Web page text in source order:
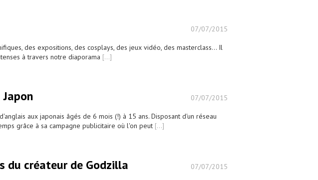
07/07/2015
des expositions, des cosplays, des jeux vidéo, des masterclass... Il
à travers notre diaporama [...]
07/07/2015
aux japonais âgés de 6 mois (!) à 15 ans. Disposant d'un réseau
grâce à sa campagne publicitaire où l'on peut [...]
du créateur de Godzilla 07/07/2015